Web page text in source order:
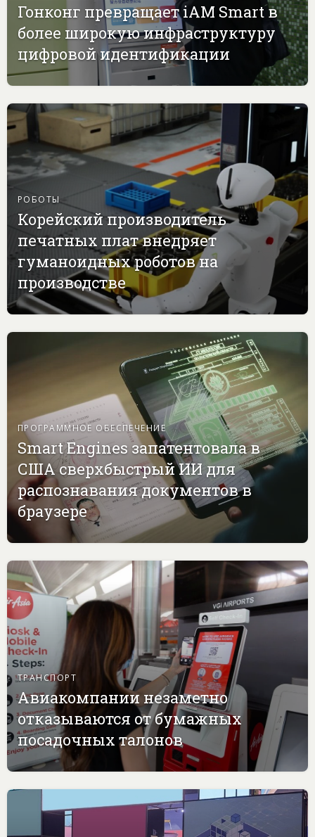
Гонконг превращает iAM Smart в
более широкую инфраструктуру
цифровой идентификации
РОБОТЫ
Корейский производитель
печатных плат внедряет
гуманоидных роботов на
производстве
ПРОГРАММНОЕ ОБЕСПЕЧЕНИЕ
Smart Engines запатентовала в
США сверхбыстрый ИИ для
распознавания документов в
браузере
ТРАНСПОРТ
Авиакомпании незаметно
отказываются от бумажных
посадочных талонов